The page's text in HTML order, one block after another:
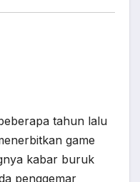
tahun lalu
game
kabar buruk
penggemar